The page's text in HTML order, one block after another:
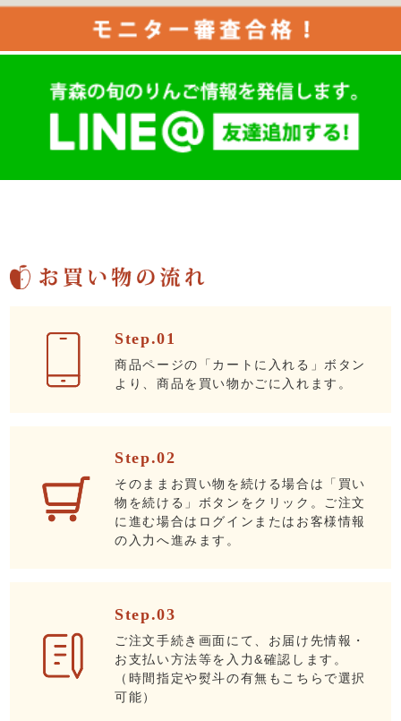
Step.01
商品ページの「カートに入れる」ボタン
より、商品を買い物かごに入れます。
Step.02
そのままお買い物を続ける場合は「買い
物を続ける」ボタンをクリック。ご注文
に進む場合はログインまたはお客様情報
の入力へ進みます。
Step.03
ご注文手続き画面にて、お届け先情報・
お支払い方法等を入力&確認します。
（時間指定や熨斗の有無もこちらで選択
可能）